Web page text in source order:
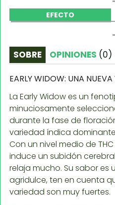
EFECTO
SOBRE OPINIONES (0)
EARLY WIDOW: UNA
La Early Widow es un
minuciosamente
durante la fase de
variedad índica
Con un nivel medio de THC
induce un subidón
relaja mucho. Su sabor es
agridulce, ten en cuenta
variedad son muy fuertes.